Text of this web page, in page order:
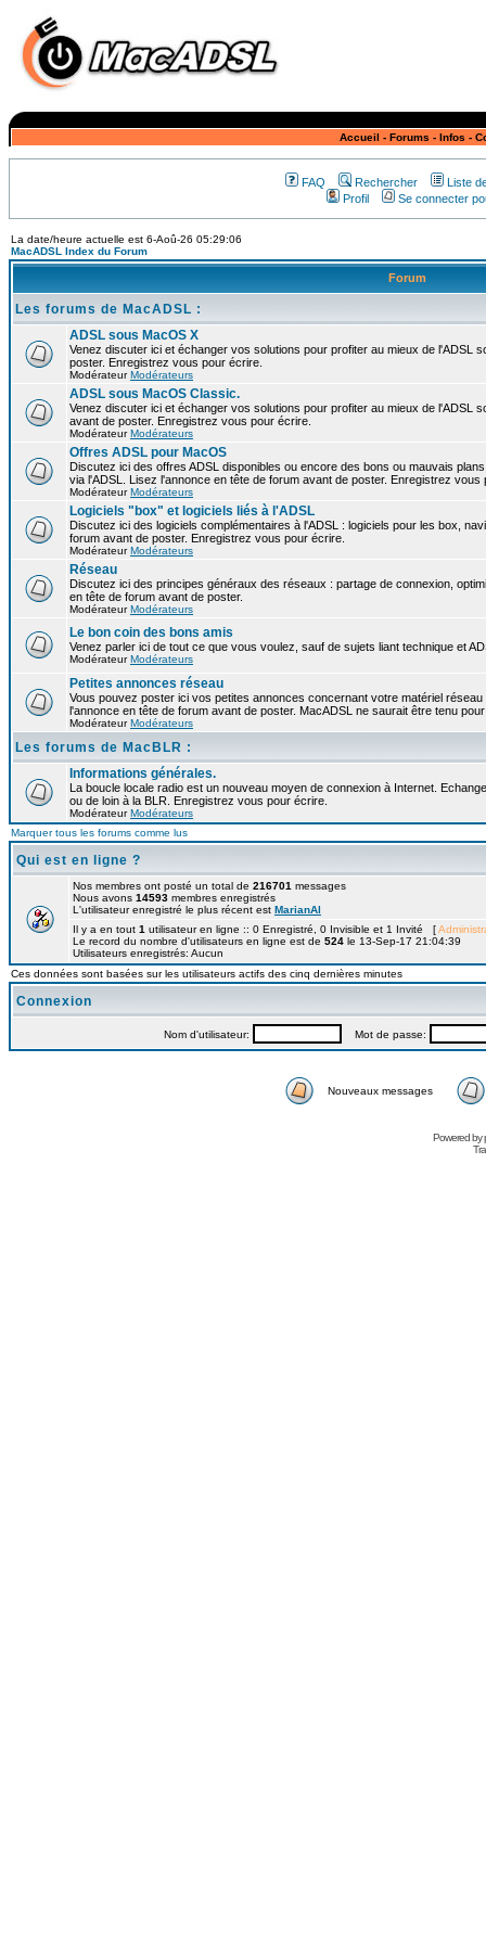
Accueil - Forums - Infos -
FAQ Rechercher
Liste
Profil
Se connecter
La date/heure actuelle est 6-Aoû-26 05:29:06
MacADSL Index du Forum
Forum
Les forums de MacADSL :
ADSL sous MacOS X
Venez discuter ici et échanger vos solutions pour profiter au mieux de l'ADSL
poster. Enregistrez vous pour écrire.
ModérateurModérateurs
ADSL sous MacOS Classic.
Venez discuter ici et échanger vos solutions pour profiter au mieux de l'ADSL
avant de poster. Enregistrez vous pour écrire.
ModérateurModérateurs
Offres ADSL pour MacOS
Discutez ici des offres ADSL disponibles ou encore des bons ou mauvais
via l'ADSL. Lisez l'annonce en tête de forum avant de poster. Enregistrez vous
ModérateurModérateurs
Logiciels "box" et logiciels liés à l'ADSL
Discutez ici des logiciels complémentaires à l'ADSL : logiciels pour les box,
forum avant de poster. Enregistrez vous pour écrire.
ModérateurModérateurs
Réseau
Discutez ici des principes généraux des réseaux : partage de connexion,
en tête de forum avant de poster.
ModérateurModérateurs
Le bon coin des bons amis
Venez parler ici de tout ce que vous voulez, sauf de sujets liant technique et
ModérateurModérateurs
Petites annonces réseau
Vous pouvez poster ici vos petites annonces concernant votre matériel
l'annonce en tête de forum avant de poster. MacADSL ne saurait être tenu
ModérateurModérateurs
Les forums de MacBLR :
Informations générales.
La boucle locale radio est un nouveau moyen de connexion à Internet.
ou de loin à la BLR. Enregistrez vous pour écrire.
ModérateurModérateurs
Marquer tous les forums comme lus
Qui est en ligne ?
Nos membres ont posté un total de 216701 messages
Nous avons 14593 membres enregistrés
L'utilisateur enregistré le plus récent est MarianAl
Il y a en tout 1 utilisateur en ligne :: 0 Enregistré, 0 Invisible et 1 Invité [
Le record du nombre d'utilisateurs en ligne est de 524 le 13-Sep-17 21:04:39
Utilisateurs enregistrés: Aucun
Ces données sont basées sur les utilisateurs actifs des cinq dernières minutes
Connexion
Nom d'utilisateur: Mot de passe:
Nouveaux messages
Powered by